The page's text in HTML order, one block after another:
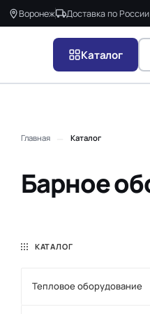
Воронеж Доставка по России
Каталог
Главная Каталог
Барное
КАТАЛОГ
Тепловое оборудование